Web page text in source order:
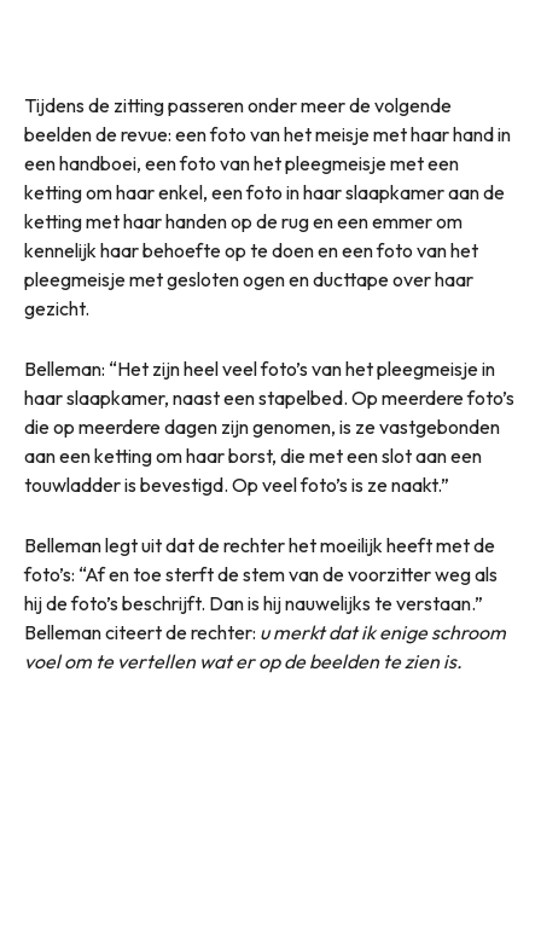
Tijdens de zitting passeren onder meer de volgende
beelden de revue: een foto van het meisje met haar hand in
een handboei, een foto van het pleegmeisje met een
ketting om haar enkel, een foto in haar slaapkamer aan de
ketting met haar handen op de rug en een emmer om
kennelijk haar behoefte op te doen en een foto van het
pleegmeisje met gesloten ogen en ducttape over haar
gezicht.
Belleman: “Het zijn heel veel foto’s van het pleegmeisje in
haar slaapkamer, naast een stapelbed. Op meerdere foto’s
die op meerdere dagen zijn genomen, is ze vastgebonden
aan een ketting om haar borst, die met een slot aan een
touwladder is bevestigd. Op veel foto’s is ze naakt.”
Belleman legt uit dat de rechter het moeilijk heeft met de
foto’s: “Af en toe sterft de stem van de voorzitter weg als
hij de foto’s beschrijft. Dan is hij nauwelijks te verstaan.”
Belleman citeert de rechter: u merkt dat ik enige schroom
voel om te vertellen wat er op de beelden te zien is.